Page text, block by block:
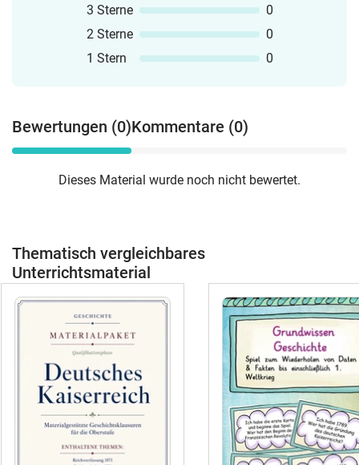
3 Sterne
0
2 Sterne
0
1 Stern
0
Bewertungen (0)Kommentare (0)
Dieses Material wurde noch nicht bewertet.
Thematisch vergleichbares
Unterrichtsmaterial